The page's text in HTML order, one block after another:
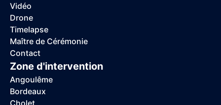
Vidéo
Drone
Timelapse
Maître de Cérémonie
Contact
Zone d'intervention
Angoulême
Bordeaux
Cholet